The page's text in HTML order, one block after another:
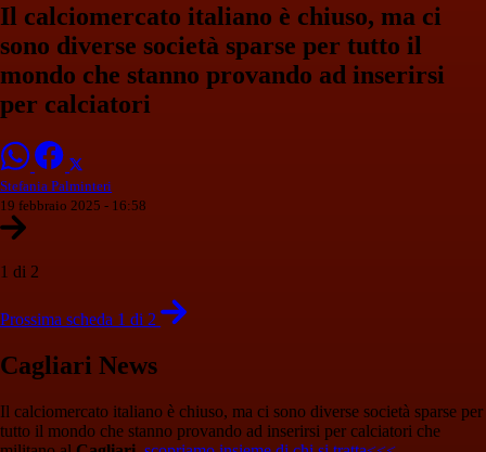
Il calciomercato italiano è chiuso, ma ci
sono diverse società sparse per tutto il
mondo che stanno provando ad inserirsi
per calciatori
Stefania Palminteri
19 febbraio 2025 - 16:58
1 di 2
Prossima scheda 1 di 2
Cagliari News
Il calciomercato italiano è chiuso, ma ci sono diverse società sparse per
tutto il mondo che stanno provando ad inserirsi per calciatori che